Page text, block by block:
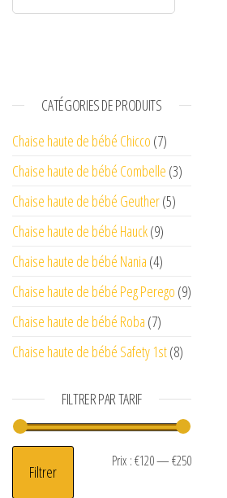
CATÉGORIES DE PRODUITS
Chaise haute de bébé Chicco (7)
Chaise haute de bébé Combelle (3)
Chaise haute de bébé Geuther(5)
Chaise haute de bébé Hauck(9)
Chaise haute de bébé Nania (4)
Chaise haute de bébé Peg Perego (9)
Chaise haute de bébé Roba (7)
Chaise haute de bébé Safety 1st(8)
FILTRER PAR TARIF
Prix min
Prix max
Filtrer
Prix :€120—€250